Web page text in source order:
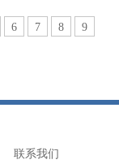
6 7 8
9
联系我们